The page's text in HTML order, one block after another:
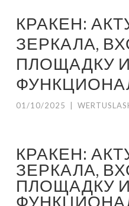
КРАКЕН:
ЗЕРКАЛА,
ПЛОЩАДКУ
01/10/2025
КРАКЕН:
ЗЕРКАЛА,
ПЛОЩАДКУ